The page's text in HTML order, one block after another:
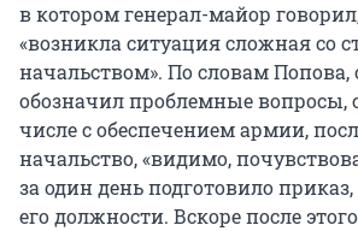
в котором генерал-майор
«возникла ситуация сложная со
начальством». По словам Попова,
обозначил проблемные вопросы,
числе с обеспечением армии,
начальство, «видимо,
за один день подготовило
его должности. Вскоре после этого